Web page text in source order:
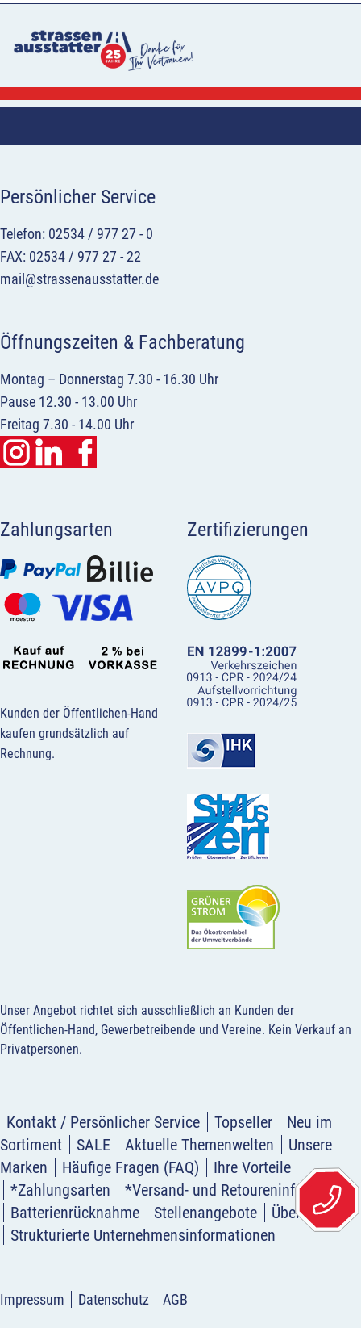
Persönlicher Service
Telefon: 02534 / 977 27 - 0
FAX: 02534 / 977 27 - 22
mail@strassenausstatter.de
Öffnungszeiten & Fachberatung
Montag – Donnerstag 7.30 - 16.30 Uhr
Pause 12.30 - 13.00 Uhr
Freitag 7.30 - 14.00 Uhr
Zahlungsarten
Kunden der Öffentlichen-Hand
kaufen grundsätzlich auf
Rechnung.
Zertifizierungen
Unser Angebot richtet sich ausschließlich an Kunden der
Öffentlichen-Hand, Gewerbetreibende und Vereine. Kein Verkauf an
Privatpersonen.
Kontakt / Persönlicher Service Topseller
Neu im
Sortiment
SALE Aktuelle Themenwelten
Unsere
Marken
Häufige Fragen (FAQ)
Ihre Vorteile
*Zahlungsarten
*Versand- und Retoureninformation
Batterienrücknahme
Stellenangebote
Über uns
Strukturierte Unternehmensinformationen
Impressum Datenschutz AGB